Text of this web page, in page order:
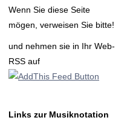
Wenn Sie diese Seite
mögen, verweisen Sie bitte!
und nehmen sie in Ihr Web-
RSS auf
Links zur Musiknotation